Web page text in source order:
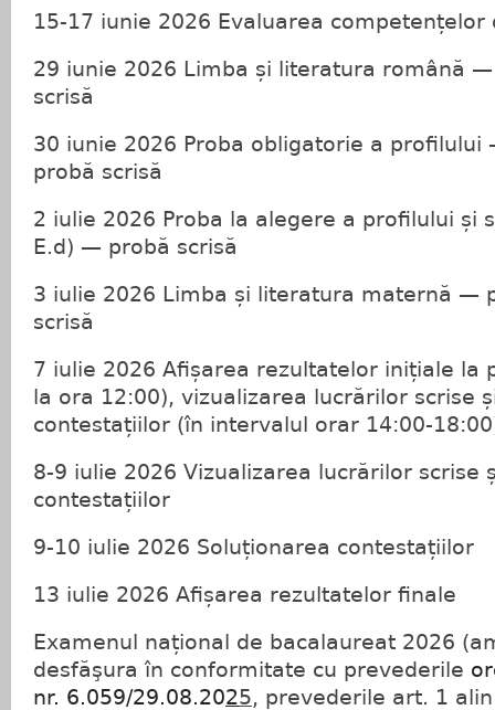
15-17 iunie 2026 Evaluarea
29 iunie 2026 Limba și literatura română
scrisă
30 iunie 2026 Proba obligatorie a
probă scrisă
2 iulie 2026 Proba la alegere a profilului și
E.d) — probă scrisă
3 iulie 2026 Limba și literatura maternă —
scrisă
7 iulie 2026 Afișarea rezultatelor inițiale la
la ora 12:00), vizualizarea lucrărilor scrise
contestațiilor (în intervalul orar 14:00-
8-9 iulie 2026 Vizualizarea lucrărilor scrise
contestațiilor
9-10 iulie 2026 Soluționarea contestațiilor
13 iulie 2026 Afișarea rezultatelor finale
Examenul național de bacalaureat 2026
desfăşura în conformitate cu prevederile
nr. 6.059/29.08.2025, prevederile art. 1